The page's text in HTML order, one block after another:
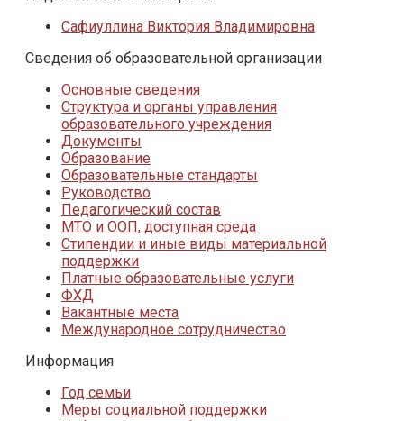
Сафиуллина Виктория Владимировна
Сведения об образовательной организации
Основные сведения
Структура и органы управления
образовательного учреждения
Документы
Образование
Образовательные стандарты
Руководство
Педагогический состав
МТО и ООП, доступная среда
Стипендии и иные виды материальной
поддержки
Платные образовательные услуги
ФХД
Вакантные места
Международное сотрудничество
Информация
Год семьи
Меры социальной поддержки